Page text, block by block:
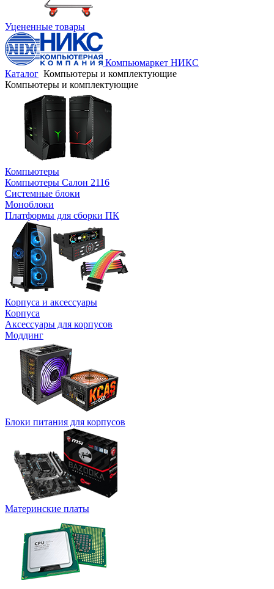
Уцененные товары
Компьюмаркет НИКС
Каталог Компьютеры и комплектующие
Компьютеры и комплектующие
Компьютеры
Компьютеры Салон 2116
Системные блоки
Моноблоки
Платформы для сборки ПК
Корпуса и аксессуары
Корпуса
Аксессуары для корпусов
Моддинг
Блоки питания для корпусов
Материнские платы